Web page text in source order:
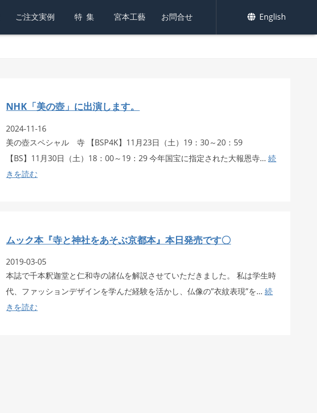
ご注文実例 特集 宮本工藝 お問合せ English
NHK「美の壺」に出演します。
2024-11-16
美の壺スペシャル 寺 【BSP4K】11月23日（土）19：30～20：59
【BS】11月30日（土）18：00～19：29 今年国宝に指定された大報恩寺…続
きを読む
ムック本『寺と神社をあそぶ京都本』本日発売です〇
2019-03-05
本誌で千本釈迦堂と仁和寺の諸仏を解説させていただきました。 私は学生時
代、ファッションデザインを学んだ経験を活かし、仏像の”衣紋表現”を…続
きを読む